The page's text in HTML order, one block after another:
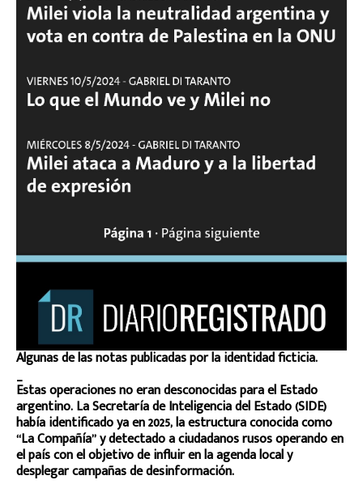
Algunas de las notas publicadas por la identidad ficticia.
_
Estas operaciones no eran desconocidas para el Estado
argentino. La Secretaría de Inteligencia del Estado (SIDE)
había identificado ya en 2025, la estructura conocida como
“La Compañía” y detectado a ciudadanos rusos operando en
el país con el objetivo de influir en la agenda local y
desplegar campañas de desinformación.